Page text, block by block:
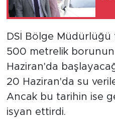
DSİ Bölge Müdürlüğü
500 metrelik borunun
Haziran'da
20 Haziran'da su
Ancak bu tarihin ise
isyan ettirdi.